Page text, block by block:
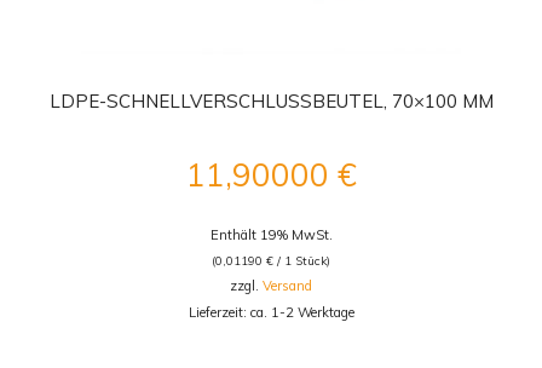
LDPE-SCHNELLVERSCHLUSSBEUTEL, 70×100 MM
11,90000 €
Enthält 19% MwSt.
(0,01190 € / 1 Stück)
zzgl. Versand
Lieferzeit: ca. 1-2 Werktage